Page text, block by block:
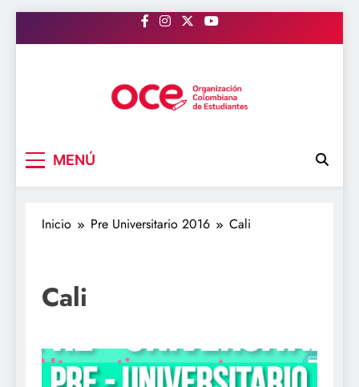
al
MENÚ
Inicio Pre Universitario 2016 Cali
Cali